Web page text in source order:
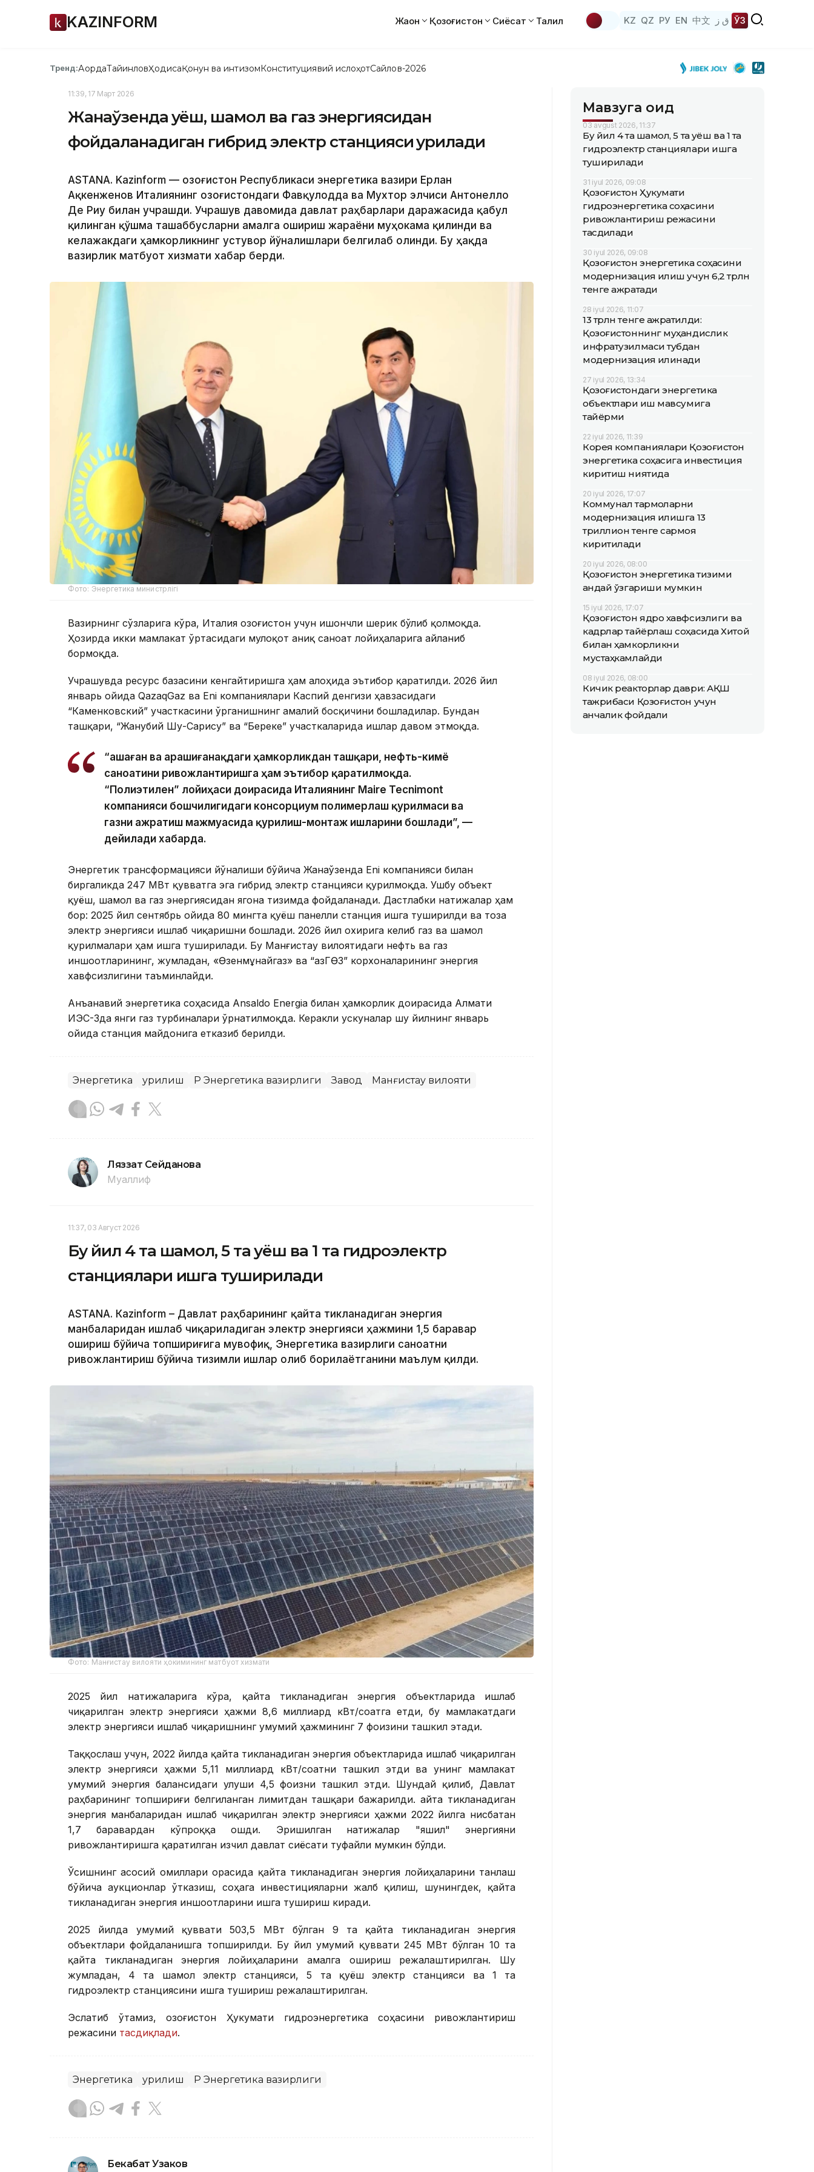
KAZINFORM Жаҳон Қозоғистон Сиёсат Таҳлил KZ QZ РУ EN 中文 ق ز ЎЗ
Тренд:АқордаТайинловҲодисаҚонун ва интизомКонституциявий ислоҳотСайлов-2026
11:39, 17 Март 2026
Жанаўзенда қуёш, шамол ва газ энергиясидан
фойдаланадиган гибрид электр станцияси қурилади
ASTANA. Kazinform — Қозоғистон Республикаси энергетика вазири Ерлан
Ақкенженов Италиянинг Қозоғистондаги Фавқулодда ва Мухтор элчиси Антонелло
Де Риу билан учрашди. Учрашув давомида давлат раҳбарлари даражасида қабул
қилинган қўшма ташаббусларни амалга ошириш жараёни муҳокама қилинди ва
келажакдаги ҳамкорликнинг устувор йўналишлари белгилаб олинди. Бу ҳақда
вазирлик матбуот хизмати хабар берди.
Фото: Энергетика министрлігі
Вазирнинг сўзларига кўра, Италия Қозоғистон учун ишончли шерик бўлиб қолмоқда.
Ҳозирда икки мамлакат ўртасидаги мулоқот аниқ саноат лойиҳаларига айланиб
бормоқда.
Учрашувда ресурс базасини кенгайтиришга ҳам алоҳида эътибор қаратилди. 2026 йил
январь ойида QazaqGaz ва Eni компаниялари Каспий денгизи ҳавзасидаги
“Каменковский” участкасини ўрганишнинг амалий босқичини бошладилар. Бундан
ташқари, “Жанубий Шу-Сарису” ва “Береке” участкаларида ишлар давом этмоқда.
“Қашаған ва Қарашиғанақдаги ҳамкорликдан ташқари, нефть-кимё
саноатини ривожлантиришга ҳам эътибор қаратилмоқда.
“Полиэтилен” лойиҳаси доирасида Италиянинг Maire Tecnimont
компанияси бошчилигидаги консорциум полимерлаш қурилмаси ва
газни ажратиш мажмуасида қурилиш-монтаж ишларини бошлади”, —
дейилади хабарда.
Энергетик трансформацияси йўналиши бўйича Жанаўзенда Eni компанияси билан
биргаликда 247 МВт қувватга эга гибрид электр станцияси қурилмоқда. Ушбу объект
қуёш, шамол ва газ энергиясидан ягона тизимда фойдаланади. Дастлабки натижалар ҳам
бор: 2025 йил сентябрь ойида 80 мингта қуёш панелли станция ишга туширилди ва тоза
электр энергияси ишлаб чиқаришни бошлади. 2026 йил охирига келиб газ ва шамол
қурилмалари ҳам ишга туширилади. Бу Манғистау вилоятидаги нефть ва газ
иншоотларининг, жумладан, «Өзенмұнайгаз» ва “ҚазГӨЗ” корхоналарининг энергия
хавфсизлигини таъминлайди.
Анъанавий энергетика соҳасида Ansaldo Energia билан ҳамкорлик доирасида Алмати
ИЭС-3да янги газ турбиналари ўрнатилмоқда. Керакли ускуналар шу йилнинг январь
ойида станция майдонига етказиб берилди.
Энергетика Қурилиш ҚР Энергетика вазирлиги Завод Манғистау вилояти
Ляззат Сейданова
Муаллиф
11:37, 03 Август 2026
Бу йил 4 та шамол, 5 та қуёш ва 1 та гидроэлектр
станциялари ишга туширилади
ASTANА. Кazinform – Давлат раҳбарининг қайта тикланадиган энергия
манбаларидан ишлаб чиқариладиган электр энергияси ҳажмини 1,5 баравар
ошириш бўйича топшириғига мувофиқ, Энергетика вазирлиги саноатни
ривожлантириш бўйича тизимли ишлар олиб борилаётганини маълум қилди.
Фото: Манғистау вилояти ҳокимининг матбуот хизмати
2025 йил натижаларига кўра, қайта тикланадиган энергия объектларида ишлаб
чиқарилган электр энергияси ҳажми 8,6 миллиард кВт/соатга етди, бу мамлакатдаги
электр энергияси ишлаб чиқаришнинг умумий ҳажмининг 7 фоизини ташкил этади.
Таққослаш учун, 2022 йилда қайта тикланадиган энергия объектларида ишлаб чиқарилган
электр энергияси ҳажми 5,11 миллиард кВт/соатни ташкил этди ва унинг мамлакат
умумий энергия балансидаги улуши 4,5 фоизни ташкил этди. Шундай қилиб, Давлат
раҳбарининг топшириғи белгиланган лимитдан ташқари бажарилди. Қайта тикланадиган
энергия манбаларидан ишлаб чиқарилган электр энергияси ҳажми 2022 йилга нисбатан
1,7 баравардан кўпроққа ошди. Эришилган натижалар "яшил" энергияни
ривожлантиришга қаратилган изчил давлат сиёсати туфайли мумкин бўлди.
Ўсишнинг асосий омиллари орасида қайта тикланадиган энергия лойиҳаларини танлаш
бўйича аукционлар ўтказиш, соҳага инвестицияларни жалб қилиш, шунингдек, қайта
тикланадиган энергия иншоотларини ишга тушириш киради.
2025 йилда умумий қуввати 503,5 МВт бўлган 9 та қайта тикланадиган энергия
объектлари фойдаланишга топширилди. Бу йил умумий қуввати 245 МВт бўлган 10 та
қайта тикланадиган энергия лойиҳаларини амалга ошириш режалаштирилган. Шу
жумладан, 4 та шамол электр станцияси, 5 та қуёш электр станцияси ва 1 та
гидроэлектр станциясини ишга тушириш режалаштирилган.
Эслатиб ўтамиз, Қозоғистон Ҳукумати гидроэнергетика соҳасини ривожлантириш
режасини тасдиқлади.
Энергетика Қурилиш ҚР Энергетика вазирлиги
Бекабат Узаков
Мавзуга оид
03 avgust 2026, 11:37
Бу йил 4 та шамол, 5 та қуёш ва 1 та
гидроэлектр станциялари ишга
туширилади
31 iyul 2026, 09:08
Қозоғистон Ҳукумати
гидроэнергетика соҳасини
ривожлантириш режасини
тасдиқлади
30 iyul 2026, 09:08
Қозоғистон энергетика соҳасини
модернизация қилиш учун 6,2 трлн
тенге ажратади
28 iyul 2026, 11:07
13 трлн тенге ажратилди:
Қозоғистоннинг муҳандислик
инфратузилмаси тубдан
модернизация қилинади
27 iyul 2026, 13:34
Қозоғистондаги энергетика
объектлари қиш мавсумига
тайёрми
22 iyul 2026, 11:39
Корея компаниялари Қозоғистон
энергетика соҳасига инвестиция
киритиш ниятида
20 iyul 2026, 17:07
Коммунал тармоқларни
модернизация қилишга 13
триллион тенге сармоя
киритилади
20 iyul 2026, 08:00
Қозоғистон энергетика тизими
қандай ўзгариши мумкин
15 iyul 2026, 17:07
Қозоғистон ядро хавфсизлиги ва
кадрлар тайёрлаш соҳасида Хитой
билан ҳамкорликни
мустаҳкамлайди
08 iyul 2026, 08:00
Кичик реакторлар даври: АҚШ
тажрибаси Қозоғистон учун
қанчалик фойдали